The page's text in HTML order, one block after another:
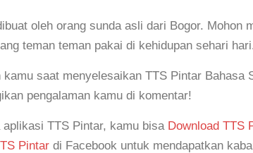
oleh orang sunda asli dari Bogor. Mohon
teman teman pakai di kehidupan sehari
kamu saat menyelesaikan TTS Pintar Bahasa
pengalaman kamu di komentar!
TTS Pintar, kamu bisa Download TTS
Pintar di Facebook untuk mendapatkan